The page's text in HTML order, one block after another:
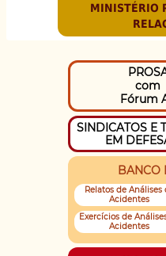
MINISTÉRIO
com
Fórum
SINDICATOS E
EM
BANCO
Relatos de Análises
Acidentes
Exercícios de
Acidentes